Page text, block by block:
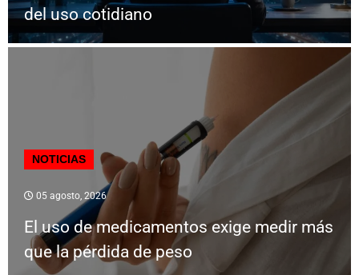
del uso cotidiano
NOTICIAS
05 agosto, 2026
El uso de medicamentos exige medir más
que la pérdida de peso